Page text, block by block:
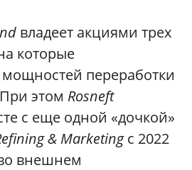
владеет акциями трех
которые
мощностей переработки
этом Rosneft
с еще одной «дочкой»
& Marketingс 2022
внешнем